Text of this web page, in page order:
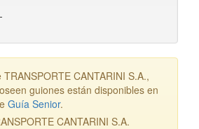
CANTARINI S.A.,
guiones están disponibles en
Guía Senior.
CANTARINI S.A.